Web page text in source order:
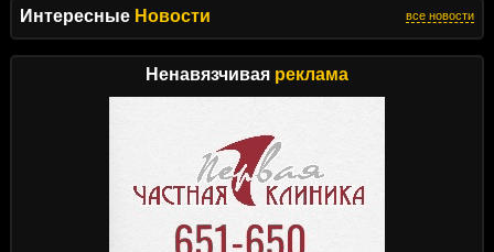
Интересные Новости все новости
Ненавязчивая реклама